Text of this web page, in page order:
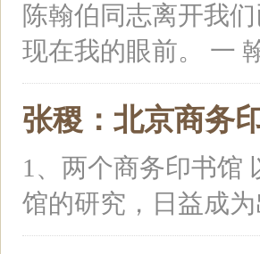
陈翰伯同志离开我
现在我的眼前。 一
张稷：北京商务
1、两个商务印书馆
馆的研究，日益成